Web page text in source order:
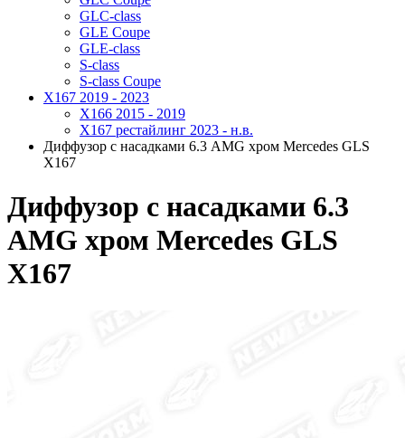
GLC-class
GLE Coupe
GLE-class
S-class
S-class Coupe
X167 2019 - 2023
X166 2015 - 2019
X167 рестайлинг 2023 - н.в.
Диффузор с насадками 6.3 AMG хром Mercedes GLS
X167
Диффузор с насадками 6.3
AMG хром Mercedes GLS
X167